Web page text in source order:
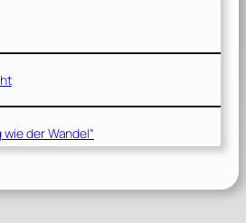
der Wandel“